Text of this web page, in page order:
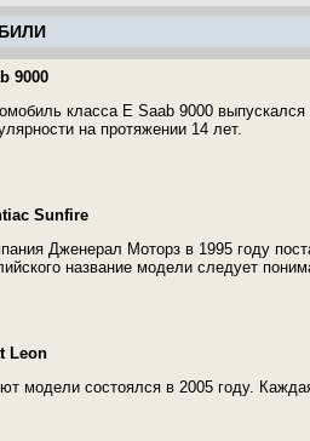
9000
класса E Saab 9000
на протяжении 14 лет.
Sunfire
Дженерал Моторз в 1995 году
название модели следует
Leon
модели состоялся в 2005 году.